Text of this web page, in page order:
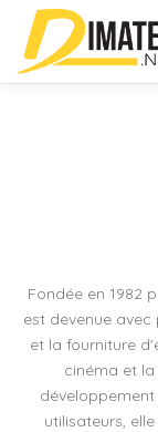
contenu
CONTACT
Rechercher :
Fondée en 1982
est devenue
et la fourniture
cinéma et
utilisateurs,